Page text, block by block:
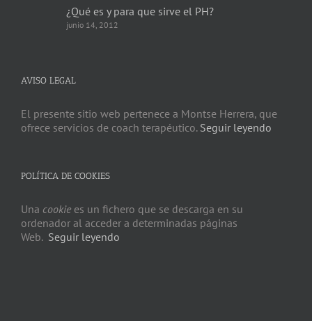
¿Qué es y para que sirve el PH?
junio 14, 2012
AVISO LEGAL
El presente sitio web pertenece a Montse Herrera, que
ofrece servicios de coach terapéutico. Seguir leyendo
POLÍTICA DE COOKIES
Una cookie es un fichero que se descarga en su
ordenador al acceder a determinadas páginas
Web. Seguir leyendo